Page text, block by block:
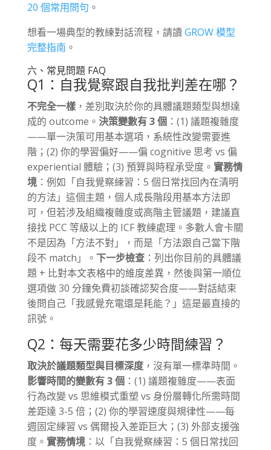
20 個常用問句 。
想看一場典型的教練對話流程，請讀 GROW 模型
完整指南 。
六、常見問題 FAQ
Q1：自我覺察跟自我批判差在哪？
不完全一樣，差別取決於你的具體議題類型與想達
成的 outcome。 決策變數有 3 個：(1) 議題複雜度
——單一決策可用基本選項，系統性改變需要進
階；(2) 你的學習偏好——偏 cognitive 思考 vs 偏
experiential 體驗；(3) 預算與時程承受度。 實務情
境：例如「自我覺察練習：5 個日常找回內在清明
的方法」這個主題，個人成長階段用基本方法即
可，但若涉及組織複雜度或高階主管議題，建議直
接找 PCC 等級以上的 ICF 教練處理。多數人會卡關
不是因為「方法不對」，而是「方法跟自己當下階
段不 match」。 下一步檢查：列出你目前的具體議
題 + 比對本文表格中的維度差異，然後與第一順位
選項做 30 分鐘免費初談確認契合度——對話結束
後問自己「我感覺充電還是耗能？」這是最直接的
訊號。
Q2：每天需要花多少時間練習？
取決於議題類型與目標深度，沒有單一標準時間。
影響時間的變數有 3 個：(1) 議題複雜度——表面
行為改變 vs 思維模式重塑 vs 身份層轉化所需時間
差距達 3-5 倍；(2) 你的學習速度與規律性——每
週固定練習 vs 偶爾投入差距巨大；(3) 外部支援強
度。 實務情境：以「自我覺察練習：5 個日常找回